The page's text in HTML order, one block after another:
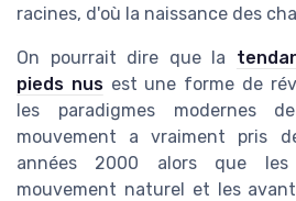
racines, d'où la naissance des
On pourrait dire que la
pieds nusest une forme de
les paradigmes modernes
mouvement a vraiment pris
années 2000 alors que
mouvement naturel et les